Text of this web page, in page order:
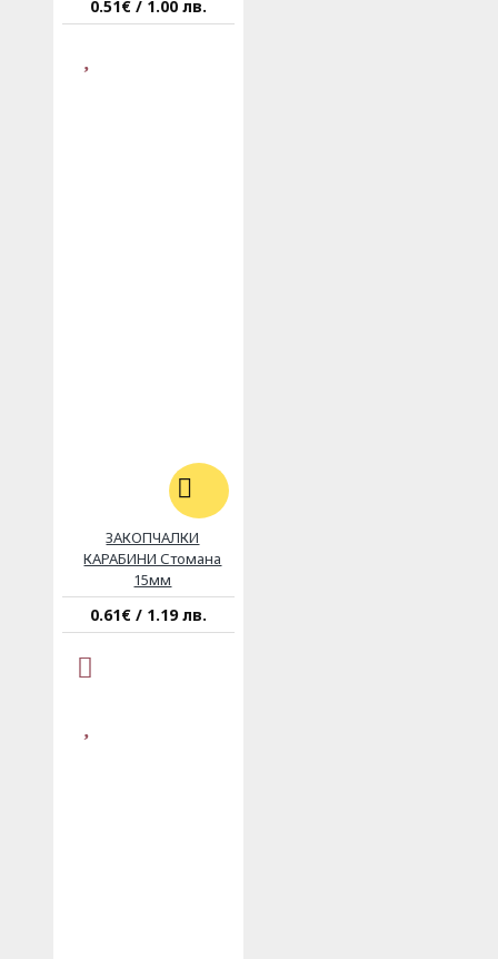
0.51€ / 1.00 лв.
ЗАКОПЧАЛКИ
КАРАБИНИ Стомана
15мм
0.61€ / 1.19 лв.